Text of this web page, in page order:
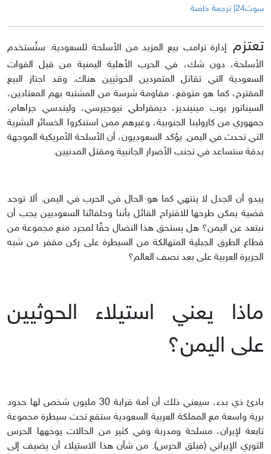
سوث24| ترجمة خاصة
تعتزم إدارة ترامب بيع المزيد من الأسلحة للسعودية. ستُستخدم
الأسلحة، دون شك، في الحرب الأهلية اليمنية من قبل القوات
السعودية التي تقاتل المتمردين الحوثيين هناك. وقد اجتاز البيع
المقترح، كما هو متوقع، مقاومة شرسة من المشتبه بهم المعتادين،
السيناتور بوب مينينديز، ديمقراطي نيوجيرسي، وليندسي جراهام،
جمهوري من كارولينا الجنوبية، وغيرهم ممن استنكروا الخسائر البشرية
التي تحدث في اليمن. يؤكد السعوديون، أن الأسلحة الأمريكية الموجهة
بدقة ستساعد في تجنب الأضرار الجانبية ومقتل المدنيين.
يبدو أن الجدل لا ينتهي كما هو الحال في الحرب في اليمن. ألا توجد
قضية يمكن طرحها للاقتراح القائل بأننا وحلفائنا السعوديين يجب أن
نبتعد عن اليمن؟ هل يستحق هذا النضال حقًا لمجرد منع مجموعة من
قطاع الطرق الجبلية المتهالكة من السيطرة على ركن مقفر من شبه
الجزيرة العربية على بعد نصف العالم؟
ماذا يعني استيلاء الحوثيين
على اليمن؟
بادئ ذي بدء، سيعني ذلك أن أمة قرابة 30 مليون شخص لها حدود
برية واسعة مع المملكة العربية السعودية ستقع تحت سيطرة مجموعة
تابعة لإيران، مسلحة ومدربة وفي كثير من الحالات يوجهها الحرس
الثوري الإيراني (فيلق الحرس). من شأن هذا الاستيلاء أن يضيف إلى